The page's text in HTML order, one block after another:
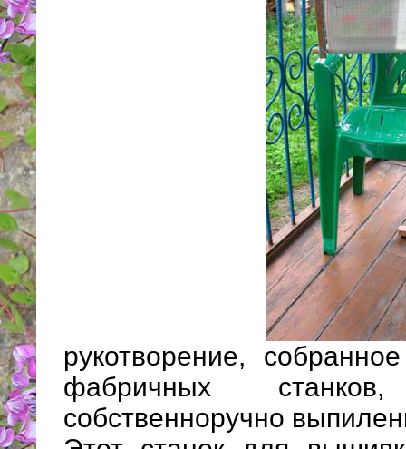
рукотворение,
фабричных
собственноручно